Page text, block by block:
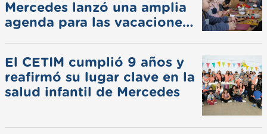
Mercedes lanzó una amplia
agenda para las vacaciones
El CETIM cumplió 9 años y
reafirmó su lugar clave en la
salud infantil de Mercedes